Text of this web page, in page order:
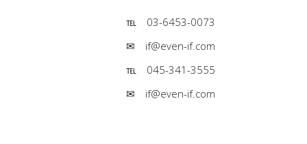
℡ 03-6453-0073
✉ if@even-if.com
℡ 045-341-3555
✉ if@even-if.com